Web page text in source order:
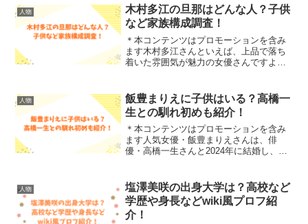
索する人も増えています。そこで今回
は、えなこさんが結婚...
人物
木村多江の旦那はどんな人？子供
など家族構成調査！
＊本コンテンツはプロモーションを含み
ます木村多江さんといえば、上品で落ち
着いた雰囲気が魅力の女優さんですよ
なる方も多いのではないでしょうか。そ
こで今回は、木村多江さんの...
人物
飯豊まりえに子供はいる？高橋一
生との馴れ初めも紹介！
＊本コンテンツはプロモーションを含み
ます人気女優・飯豊まりえさんは、俳
優・高橋一生さんと2024年に結婚し、大
れ初めやプライベートが気になる方も多
いのではないでしょう...
人物
塩澤美咲の出身大学は？高校など
学歴や身長などwiki風プロフ紹
介！